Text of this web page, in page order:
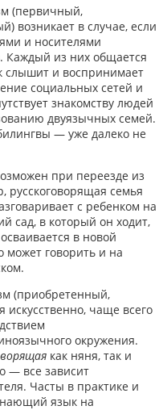
(первичный,
возникает в случае, если
и носителями
Каждый из них общается
слышит и воспринимает
социальных сетей и
знакомству людей
двуязычных семей.
— уже далеко не
при переезде из
русскоговорящая семья
с ребенком на
сад, в который он ходит,
в новой
может говорить и на
(приобретенный,
чаще всего
окружения.
как няня, так и
— все зависит
Часты в практике и
язык на